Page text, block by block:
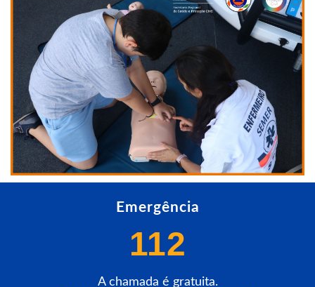
Emergência
112
A chamada é gratuita.